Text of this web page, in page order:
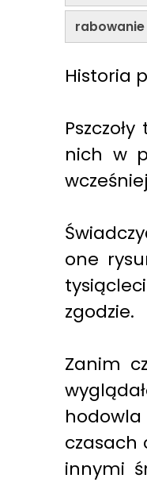
rabowanie
Historia
nich w
one
zgodzie.
Zanim
czasach
innymi